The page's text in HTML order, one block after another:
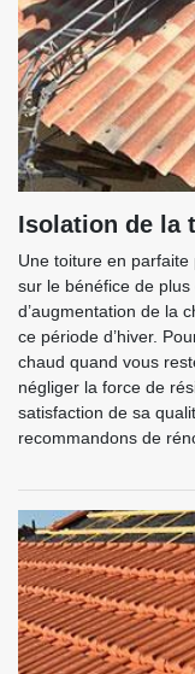
Isolation de la
Une toiture en
sur le bénéfice de plus
d’augmentation de la
ce période d’hiver.
chaud quand vous
négliger la force de
satisfaction de sa
recommandons de